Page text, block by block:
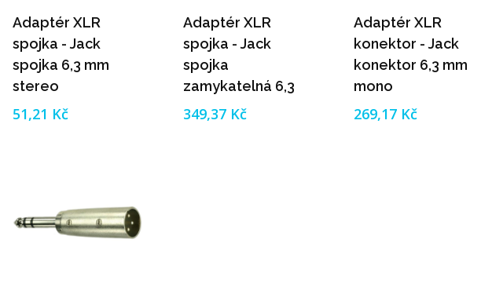
Adaptér XLR
spojka - Jack
spojka 6,3 mm
stereo
51,21 Kč
Adaptér XLR
spojka - Jack
spojka
zamykatelná 6,3
mm stereo
349,37 Kč
Adaptér XLR
konektor - Jack
konektor 6,3 mm
mono
269,17 Kč